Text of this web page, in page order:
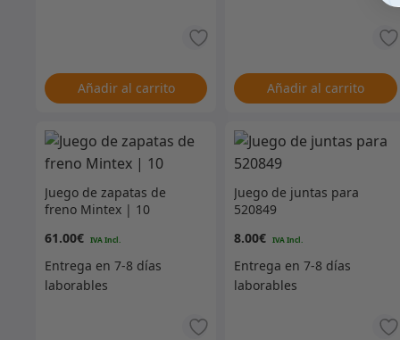
Añadir al carrito Añadir al carrito
Juego de zapatas de
freno Mintex | 10
61.00€
Juego de juntas para
520849
8.00€